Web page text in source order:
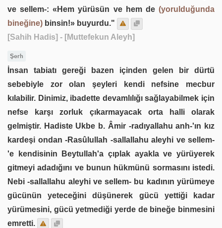
ve sellem-: «Hem yürüsün ve hem de (yorulduğunda
bineğine) binsin!» buyurdu."
[Sahih Hadis] - [Muttefekun Aleyh]
Şerh
İnsan tabiatı gereği bazen içinden gelen bir dürtü
sebebiyle zor olan şeyleri kendi nefsine mecbur
kılabilir. Dinimiz, ibadette devamlılığı sağlayabilmek için
nefse karşı zorluk çıkarmayacak orta halli olarak
gelmiştir. Hadiste Ukbe b. Âmir -radıyallahu anh-'ın kız
kardeşi ondan -Rasûlullah -sallallahu aleyhi ve sellem-
'e kendisinin Beytullah'a çıplak ayakla ve yürüyerek
gitmeyi adadığını ve bunun hükmünü sormasını istedi.
Nebi -sallallahu aleyhi ve sellem- bu kadının yürümeye
gücünün yeteceğini düşünerek gücü yettiği kadar
yürümesini, gücü yetmediği yerde de bineğe binmesini
emretti.